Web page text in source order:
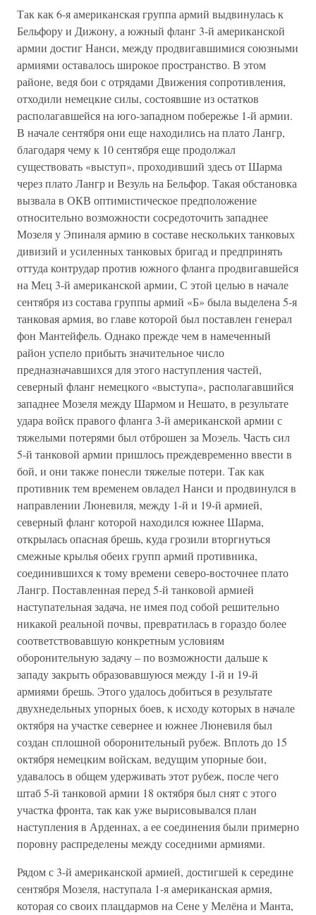
Так как 6-я американская группа армий выдвинулась к
Бельфору и Дижону, а южный фланг 3-й американской
армии достиг Нанси, между продвигавшимися союзными
армиями оставалось широкое пространство. В этом
районе, ведя бои с отрядами Движения сопротивления,
отходили немецкие силы, состоявшие из остатков
располагавшейся на юго-западном побережье 1-й армии.
В начале сентября они еще находились на плато Лангр,
благодаря чему к 10 сентября еще продолжал
существовать «выступ», проходивший здесь от Шарма
через плато Лангр и Везуль на Бельфор. Такая обстановка
вызвала в ОКВ оптимистическое предположение
относительно возможности сосредоточить западнее
Мозеля у Эпиналя армию в составе нескольких танковых
дивизий и усиленных танковых бригад и предпринять
оттуда контрудар против южного фланга продвигавшейся
на Мец 3-й американской армии, С этой целью в начале
сентября из состава группы армий «Б» была выделена 5-я
танковая армия, во главе которой был поставлен генерал
фон Мантейфель. Однако прежде чем в намеченный
район успело прибыть значительное число
предназначавшихся для этого наступления частей,
северный фланг немецкого «выступа», располагавшийся
западнее Мозеля между Шармом и Нешато, в результате
удара войск правого фланга 3-й американской армии с
тяжелыми потерями был отброшен за Моэель. Часть сил
5-й танковой армии пришлось преждевременно ввести в
бой, и они также понесли тяжелые потери. Так как
противник тем временем овладел Нанси и продвинулся в
направлении Люневиля, между 1-й и 19-й армией,
северный фланг которой находился южнее Шарма,
открылась опасная брешь, куда грозили вторгнуться
смежные крылья обеих групп армий противника,
соединившихся к тому времени северо-восточнее плато
Лангр. Поставленная перед 5-й танковой армией
наступательная задача, не имея под собой решительно
никакой реальной почвы, превратилась в гораздо более
соответствовавшую конкретным условиям
оборонительную задачу – по возможности дальше к
западу закрыть образовавшуюся между 1-й и 19-й
армиями брешь. Этого удалось добиться в результате
двухнедельных упорных боев, к исходу которых в начале
октября на участке севернее и южнее Люневиля был
создан сплошной оборонительный рубеж. Вплоть до 15
октября немецким войскам, ведущим упорные бои,
удавалось в общем удерживать этот рубеж, после чего
штаб 5-й танковой армии 18 октября был снят с этого
участка фронта, так как уже вырисовывался план
наступления в Арденнах, а ее соединения были примерно
поровну распределены между соседними армиями.
Рядом с 3-й американской армией, достигшей к середине
сентября Мозеля, наступала 1-я американская армия,
которая со своих плацдармов на Сене у Мелёна и Манта,